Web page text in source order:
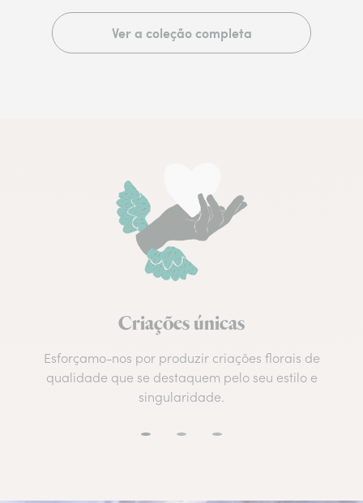
Ver a coleção completa
Criações únicas
Esforçamo-nos por produzir criações florais de
qualidade que se destaquem pelo seu estilo e
singularidade.